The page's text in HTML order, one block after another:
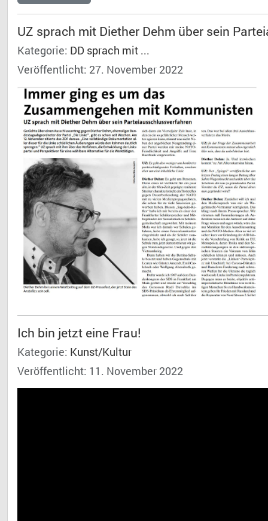
UZ sprach mit Diether Dehm über sein
Kategorie: DD sprach mit ...
Veröffentlicht: 27. November 2022
Ich bin jetzt eine Frau!
Kategorie: Kunst/Kultur
Veröffentlicht: 11. November 2022